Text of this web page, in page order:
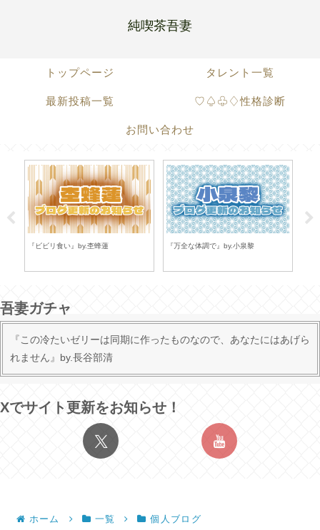
純喫茶吾妻
トップページ タレント一覧
最新投稿一覧 ♡♤♧♢性格診断
お問い合わせ
『ビビリ食い』by.杢蜂蓮 『万全な体調で』by.小泉黎
吾妻ガチャ
『この冷たいゼリーは同期に作ったものなので、あなたにはあげら
れません』by.長谷部清
Xでサイト更新をお知らせ！
ホーム 一覧 個人ブログ